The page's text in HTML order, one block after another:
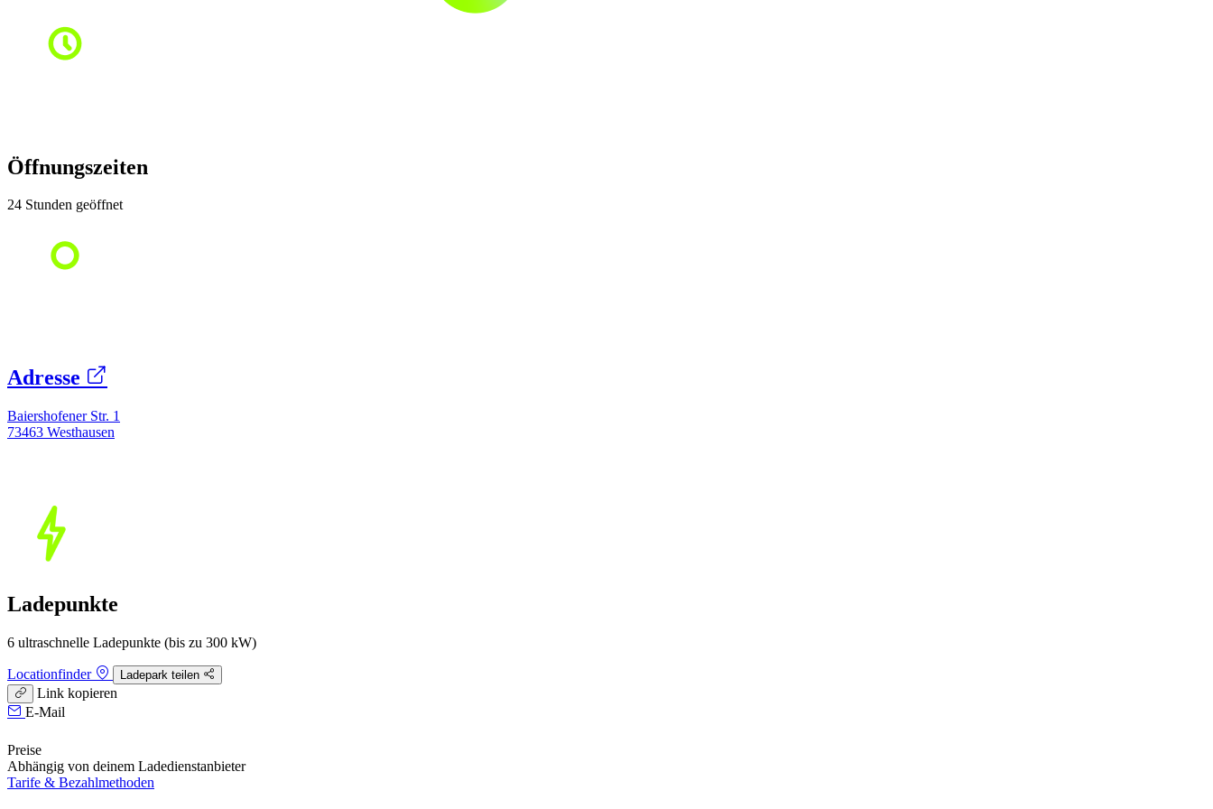
Öffnungszeiten
24 Stunden geöffnet
Adresse
Baiershofener Str. 1
73463 Westhausen
Ladepunkte
6 ultraschnelle Ladepunkte (bis zu 300 kW)
Locationfinder Ladepark teilen
Link kopieren
E-Mail
Preise
Abhängig von deinem Ladedienstanbieter
Tarife & Bezahlmethoden